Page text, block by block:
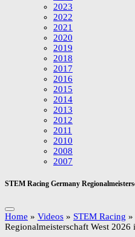
2023
2022
2021
2020
2019
2018
2017
2016
2015
2014
2013
2012
2011
2010
2008
2007
STEM Racing Germany
Home » Videos » STEM Racing »
Regionalmeisterschaft West 2026